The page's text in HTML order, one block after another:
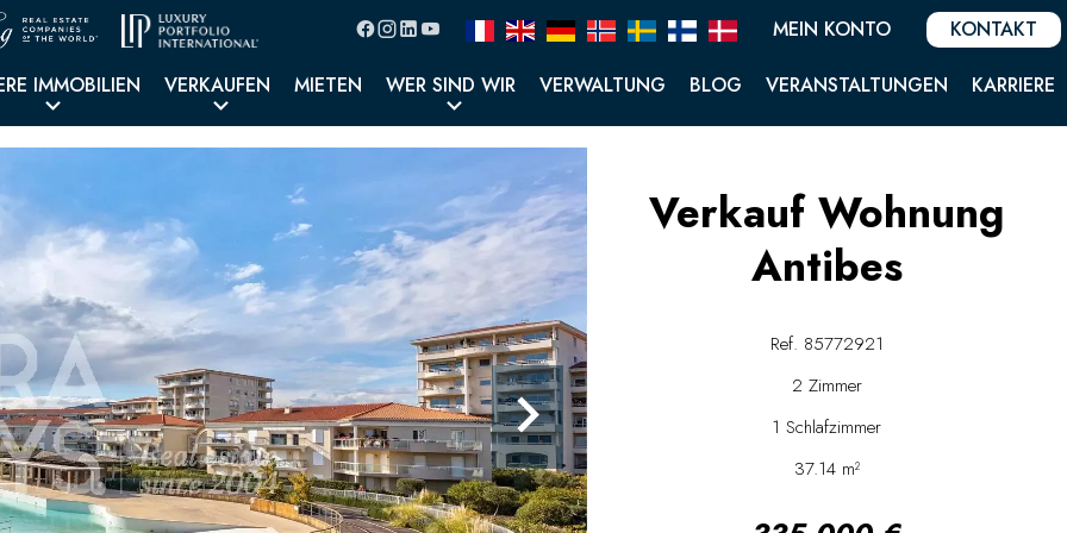
MEIN KONTO KONTAKT
IMMOBILIEN VERKAUFEN MIETEN WER SIND WIR VERWALTUNG BLOG VERANSTALTUNGEN KARRIERE
Verkauf Wohnung
Antibes
Ref. 85772921
2 Zimmer
1 Schlafzimmer
37.14 m²